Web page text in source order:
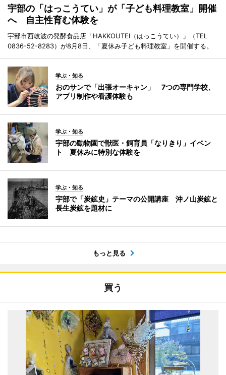
宇部の「はっこうてい」が「子ども料理教室」開催
へ 自主性育む体験を
宇部市西岐波の発酵食品店「HAKKOUTEI（はっこうてい）」（TEL
0836-52-8283）が8月8日、「夏休み子ども料理教室」を開催する。
学ぶ・知る
おのサンで「出張オーキャン」 7つの専門学校、
アプリ制作や看護体験も
学ぶ・知る
宇部の動物園で獣医・飼育員「なりきり」イベン
ト 夏休みに特別な体験を
学ぶ・知る
宇部で「炭鉱史」テーマの公開講座 沖ノ山炭鉱と
長生炭鉱を題材に
もっと見る
買う